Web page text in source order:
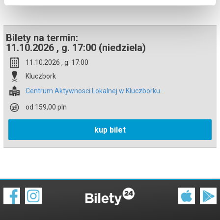
Bilety na termin:
11.10.2026 , g. 17:00 (niedziela)
11.10.2026 , g. 17:00
Kluczbork
Centrum Aktywnosci Lokalnej w Kluczborku...
od 159,00 pln
kup bilet